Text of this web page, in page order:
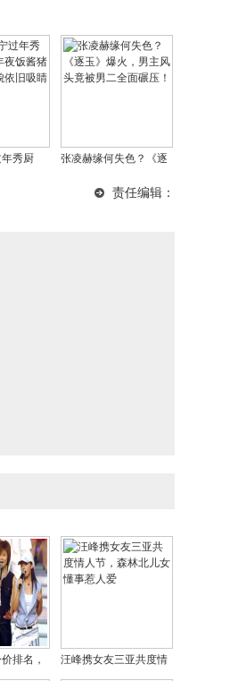
秀厨
张凌赫缘何失色？《逐
被男二全面碾压！
责任编辑：
排名，
汪峰携女友三亚共度情